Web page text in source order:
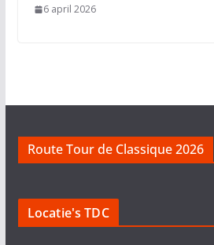
6 april 2026
Route Tour de Classique 2026
Locatie's TDC